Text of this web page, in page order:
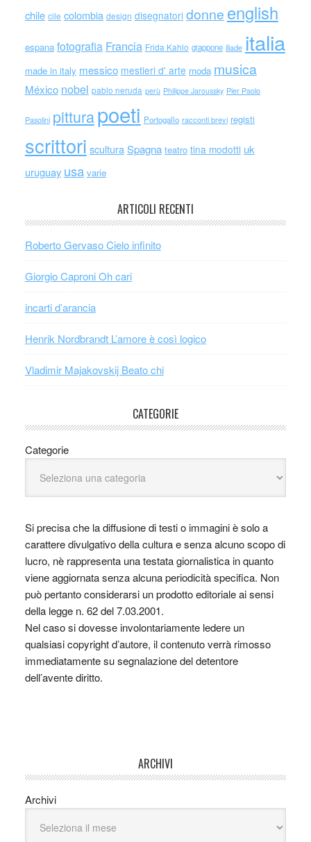
chile cile colombia design disegnatori donne english
espana fotografia Francia Frida Kahlo giappone iliade italia
made in italy messico mestieri d' arte moda musica
México nobel pablo neruda perù Philippe Jaroussky Pier Paolo
Pasolini pitturapoeti Portogallo racconti brevi registi
scrittori scultura Spagna teatro tina modotti uk
uruguay usa varie
ARTICOLI RECENTI
Roberto Gervaso Cielo infinito
Giorgio Caproni Oh cari
incarti d’arancia
Henrik Nordbrandt L’amore è così logico
Vladimir Majakovskij Beato chi
CATEGORIE
Categorie
Si precisa che la diffusione di testi o immagini è solo a
carattere divulgativo della cultura e senza alcuno scopo di
lucro, nè rappresenta una testata giornalistica in quanto
viene aggiornata senza alcuna periodicità specifica. Non
può pertanto considerarsi un prodotto editoriale ai sensi
della legge n. 62 del 7.03.2001.
Nel caso si dovesse involontariamente ledere un
qualsiasi copyright d’autore, il contenuto verrà rimosso
immediatamente su segnalazione del detentore
dell’avente diritto.
ARCHIVI
Archivi